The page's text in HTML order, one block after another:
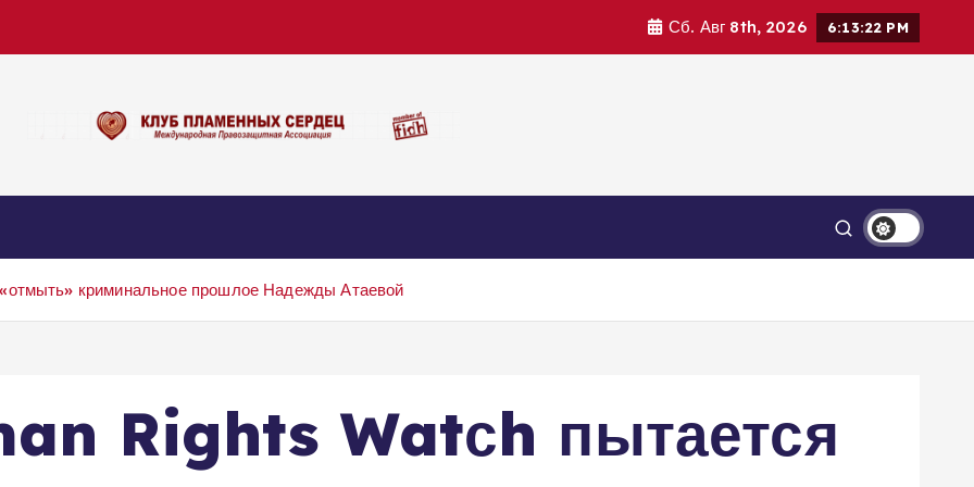
Сб. Авг 8th, 2026 6:13:24 PM
криминальное прошлое Надежды Атаевой
Rights Watсh пытается